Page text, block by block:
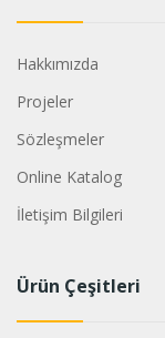
Hakkımızda
Projeler
Sözleşmeler
Online Katalog
İletişim Bilgileri
Ürün Çeşitleri